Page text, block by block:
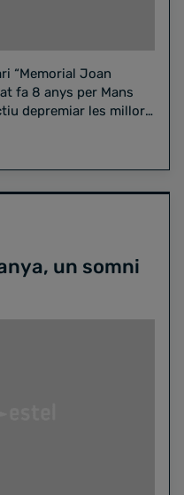
“Memorial Joan
fa 8 anys per Mans
depremiar les millors
un somni